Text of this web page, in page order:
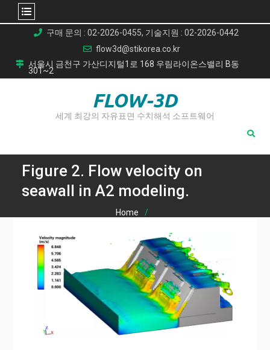
content
구매 문의 : 02-2026-0455, 기술지원 : 02-2026-0442
flow3d@stikorea.co.kr
서울시 금천구 가산디지털1로 168 우림라이온스밸리 B동
301~2
FLOW-3D
세계 최강의 자유표면 수치해석 소프트웨어
Figure 2. Flow velocity on
seawall in A2 modeling.
Home
모델링
Figure 2. Flow velocity on seawall in A2 modeling.